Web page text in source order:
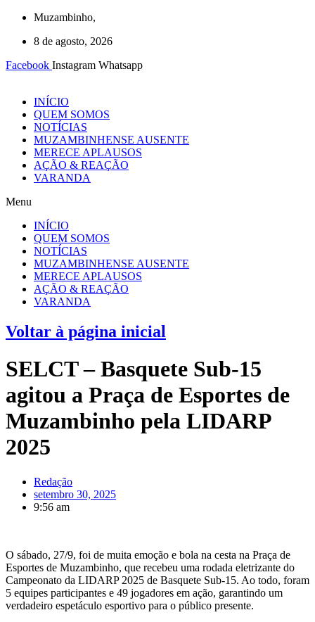
Muzambinho,
8 de agosto, 2026
Facebook Instagram Whatsapp
INÍCIO
QUEM SOMOS
NOTÍCIAS
MUZAMBINHENSE AUSENTE
MERECE APLAUSOS
AÇÃO & REAÇÃO
VARANDA
Menu
INÍCIO
QUEM SOMOS
NOTÍCIAS
MUZAMBINHENSE AUSENTE
MERECE APLAUSOS
AÇÃO & REAÇÃO
VARANDA
Voltar à página inicial
SELCT – Basquete Sub-15
agitou a Praça de Esportes de
Muzambinho pela LIDARP
2025
Redação
setembro 30, 2025
9:56 am
O sábado, 27/9, foi de muita emoção e bola na cesta na Praça de
Esportes de Muzambinho, que recebeu uma rodada eletrizante do
Campeonato da LIDARP 2025 de Basquete Sub-15. Ao todo, foram
5 equipes participantes e 49 jogadores em ação, garantindo um
verdadeiro espetáculo esportivo para o público presente.